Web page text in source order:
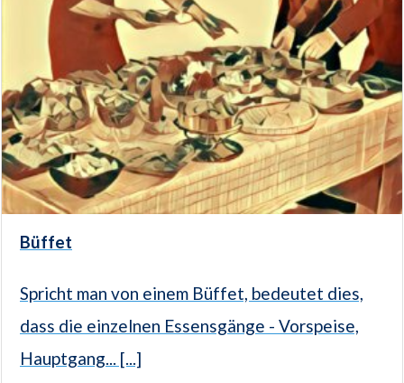
Büffet
Spricht man von einem Büffet, bedeutet dies,
dass die einzelnen Essensgänge - Vorspeise,
Hauptgang... [...]